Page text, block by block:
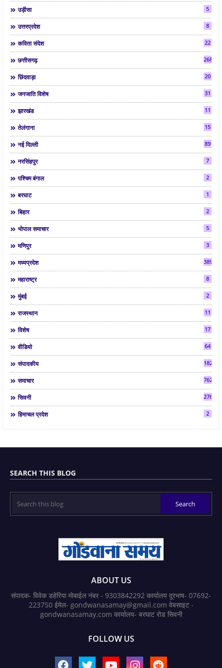
उड़ीसा 5
उत्तरप्रदेश 8
कविता संदेश 22
छत्तीसगढ़ 268
छिंदवाड़ा 20
जनजाति विशेष 31
झारखंड 11
तेलंगाना 15
नई दिल्ली 89
नरसिंहपुर 7
पश्चिम बंगाल 2
बरघाट 1
बिहार 2
भोपाल समाचार 5
मणिपुर 3
मध्यप्रदेश 3892
महाराष्ट्र 8
मुंबई 2
राजस्थान 11
विशेष 17
वीडियो 64
संपादकीय 182
समाचार 7624
सिवनी 2763
हिमाचल प्रदेश 2
SEARCH THIS BLOG
ABOUT US
संपादक- विवेक डहेरिया मोबाईल नंबर - 9303842292 कार्यालय दूरभाष- 07692-
223750 ईमेल- gondwanasamay@gmail.com वेबसाइट -
gondwanasamay.com कार्यालय- बरघाट रोड सिवनी
FOLLOW US